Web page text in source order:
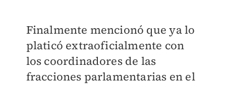
Finalmente mencionó que ya lo
platicó extraoficialmente con
los coordinadores de las
fracciones parlamentarias en el